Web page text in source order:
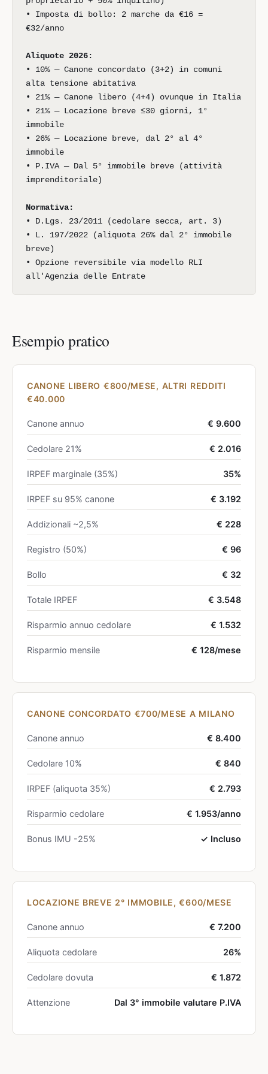
• Imposta di bollo: 2 marche da €16 =
€32/anno
Aliquote 2026:
• 10% — Canone concordato (3+2) in comuni
alta tensione abitativa
• 21% — Canone libero (4+4) ovunque in Italia
• 21% — Locazione breve ≤30 giorni, 1°
immobile
• 26% — Locazione breve, dal 2° al 4°
immobile
• P.IVA — Dal 5° immobile breve (attività
imprenditoriale)
Normativa:
• D.Lgs. 23/2011 (cedolare secca, art. 3)
• L. 197/2022 (aliquota 26% dal 2° immobile
breve)
• Opzione reversibile via modello RLI
all'Agenzia delle Entrate
Esempio pratico
CANONE LIBERO €800/MESE, ALTRI REDDITI
€40.000
Canone annuo € 9.600
Cedolare 21% € 2.016
IRPEF marginale (35%) 35%
IRPEF su 95% canone € 3.192
Addizionali ~2,5% € 228
Registro (50%) € 96
Bollo € 32
Totale IRPEF € 3.548
Risparmio annuo cedolare € 1.532
Risparmio mensile € 128/mese
CANONE CONCORDATO €700/MESE A MILANO
Canone annuo € 8.400
Cedolare 10% € 840
IRPEF (aliquota 35%) € 2.793
Risparmio cedolare € 1.953/anno
Bonus IMU -25% ✓ Incluso
LOCAZIONE BREVE 2° IMMOBILE, €600/MESE
Canone annuo € 7.200
Aliquota cedolare 26%
Cedolare dovuta € 1.872
Attenzione Dal 3° immobile valutare P.IVA